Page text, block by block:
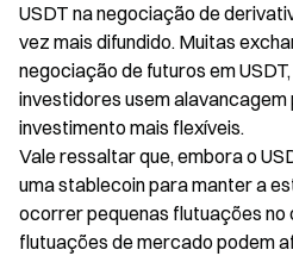
USDT na negociação de
vez mais difundido. Muitas
negociação de futuros em
investidores usem
investimento mais flexíveis.
Vale ressaltar que, embora o
uma stablecoin para manter a
ocorrer pequenas flutuações no
flutuações de mercado podem